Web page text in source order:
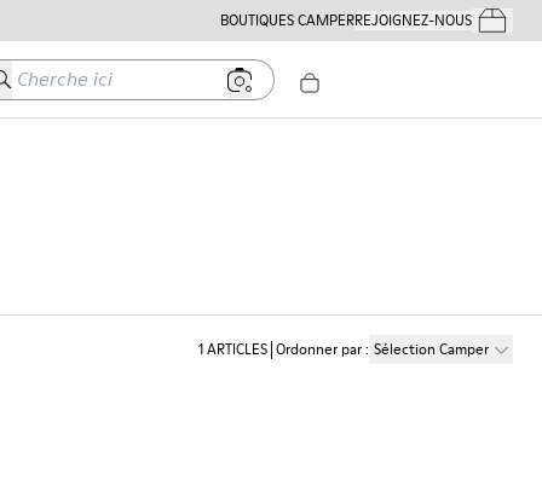
BOUTIQUES CAMPERREJOIGNEZ-NOUSMes
ici
1ARTICLES Ordonner par: Sélection Camper